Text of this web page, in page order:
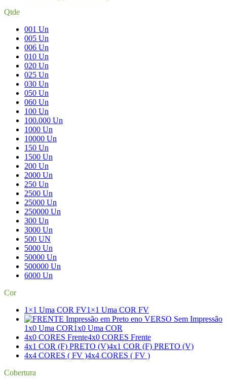
Qtde
001 Un
005 Un
006 Un
010 Un
020 Un
025 Un
030 Un
050 Un
060 Un
100 Un
100.000 Un
1000 Un
10000 Un
150 Un
1500 Un
200 Un
2000 Un
250 Un
2500 Un
25000 Un
250000 Un
300 Un
3000 Un
500 UN
5000 Un
50000 Un
500000 Un
6000 Un
Cor
1×1 Uma COR FV1×1 Uma COR FV
1x0 Uma COR1x0 Uma COR
4x0 CORES Frente4x0 CORES Frente
4x1 COR (F) PRETO (V)4x1 COR (F) PRETO (V)
4x4 CORES ( FV )4x4 CORES ( FV )
Cobertura